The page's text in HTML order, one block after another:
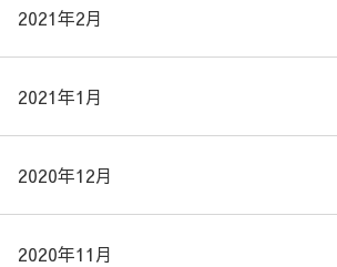
2021年2月
2021年1月
2020年12月
2020年11月